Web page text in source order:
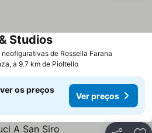
de Rossella Farana
StudiosVer preços
a 9.7 km de Pioltello
os preços
Ver preços